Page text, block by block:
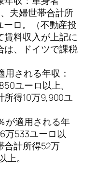
夫婦世帯合計所
ーロ。（不動産投
賃料収入が上記に
は、ドイツで課税
用される年収：
ユーロ以上、
所得10万9,900ユ
が適用される年
万533ユーロ以
合計所得52万
上。